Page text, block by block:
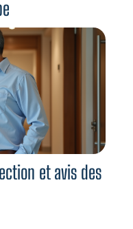
et avis des